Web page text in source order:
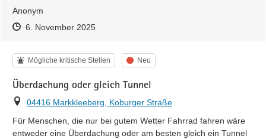
Anonym
Zeitpunkt des Erstellens
Zeitpunkt des Erstellens
6. November 2025Zur Äußerung
Kategorie
Mögliche kritische Stellen Status
Neu
Überdachung oder gleich Tunnel
Ort
04416 Markkleeberg, Koburger Straße
Für Menschen, die nur bei gutem Wetter Fahrrad fahren wäre
entweder eine Überdachung oder am besten gleich ein Tunnel